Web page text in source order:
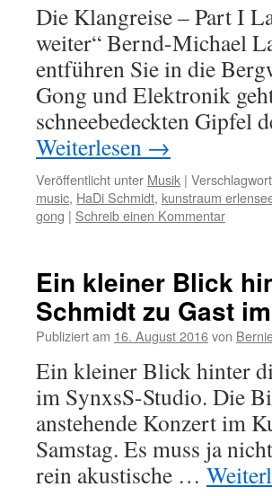
Die Klangreise – Part I
weiter“ Bernd-Michael
entführen Sie in die
Gong und Elektronik
schneebedeckten Gipfel
Weiterlesen →
Veröffentlicht unter Musik |
music, HaDi Schmidt, kunstraum
gong | Schreib einen Kommentar
Ein kleiner Blick
Schmidt zu Gast
Publiziert am 16. August 2016von
Ein kleiner Blick hinter
im SynxsS-Studio. Die
anstehende Konzert im
Samstag. Es muss ja
rein akustische …